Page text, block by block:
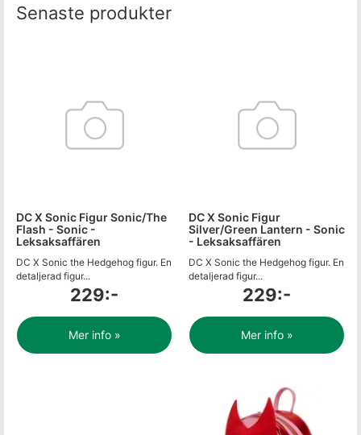
Senaste produkter
DC X Sonic Figur Sonic/The
Flash - Sonic -
Leksaksaffären
DC X Sonic the Hedgehog figur. En
detaljerad figur...
229:-
Mer info »
DC X Sonic Figur
Silver/Green Lantern - Sonic
- Leksaksaffären
DC X Sonic the Hedgehog figur. En
detaljerad figur...
229:-
Mer info »